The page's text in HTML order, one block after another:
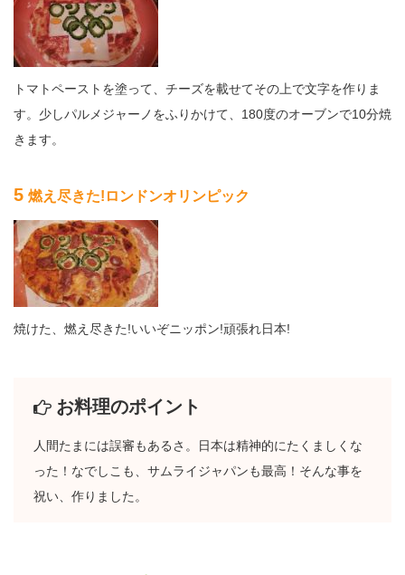
トマトペーストを塗って、チーズを載せてその上で文字を作りま
す。少しパルメジャーノをふりかけて、180度のオーブンで10分焼
きます。
5 燃え尽きた!ロンドンオリンピック
焼けた、燃え尽きた!いいぞニッポン!頑張れ日本!
お料理のポイント
人間たまには誤審もあるさ。日本は精神的にたくましくな
った！なでしこも、サムライジャパンも最高！そんな事を
祝い、作りました。